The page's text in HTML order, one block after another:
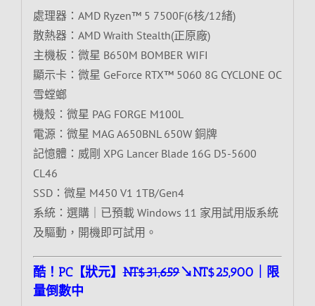
處理器：AMD Ryzen™ 5 7500F(6核/12緒)
散熱器：AMD Wraith Stealth(正原廠)
主機板：微星 B650M BOMBER WIFI
顯示卡：微星 GeForce RTX™ 5060 8G CYCLONE OC
雪螳螂
機殼：微星 PAG FORGE M100L
電源：微星 MAG A650BNL 650W 銅牌
記憶體：威剛 XPG Lancer Blade 16G D5-5600
CL46
SSD：微星 M450 V1 1TB/Gen4
系統：選購｜已預載 Windows 11 家用試用版系統
及驅動，開機即可試用。
酷！PC【狀元】NT$31,659↘NT$25,900｜限
量倒數中